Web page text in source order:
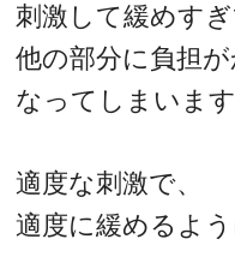
刺激して緩めす
他の部分に負担
なってしまいます
適度な刺激で、
適度に緩めるよ